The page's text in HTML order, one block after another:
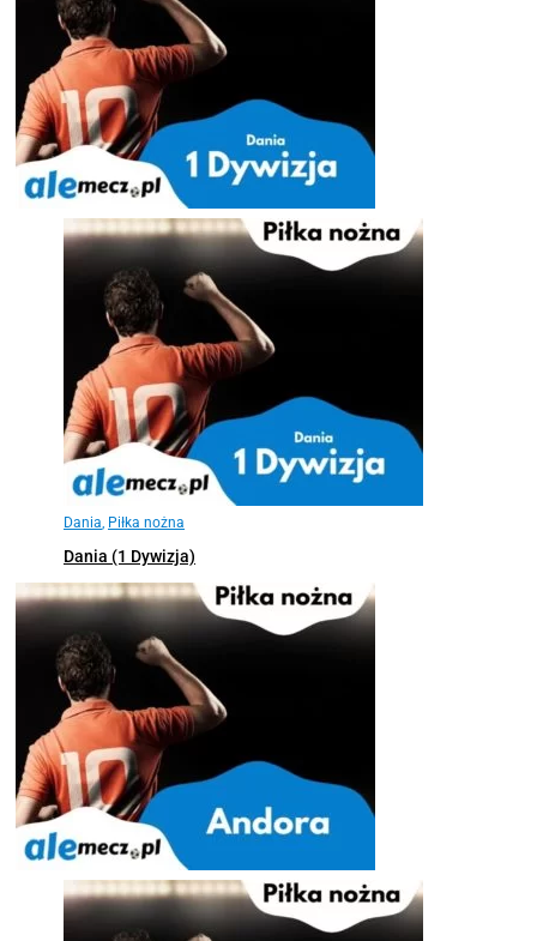
Dania, Piłka nożna
Dania (1 Dywizja)